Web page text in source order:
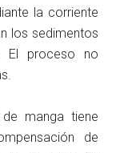
la corriente
los sedimentos
El proceso no
manga tiene
de